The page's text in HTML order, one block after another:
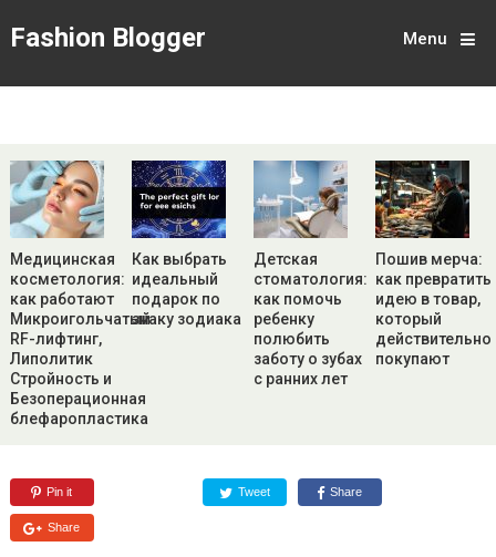
Fashion Blogger Menu
Медицинская
косметология:
как работают
Микроигольчатый
RF-лифтинг,
Липолитик
Стройность и
Безоперационная
блефаропластика
Как выбрать
идеальный
подарок по
знаку зодиака
Детская
стоматология:
как помочь
ребенку
полюбить
заботу о зубах
с ранних лет
Пошив мерча:
как превратить
идею в товар,
который
действительно
покупают
Pin it Tweet Share
Share